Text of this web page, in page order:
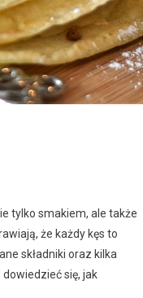
tylko smakiem, ale także
że każdy kęs to
składniki oraz kilka
się, jak